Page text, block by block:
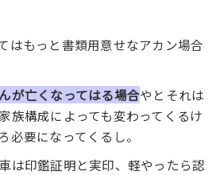
はもっと書類用意せなアカン場合
が亡くなってはる場合やとそれは
族構成によっても変わってくるけ
必要になってくるし。
は印鑑証明と実印、軽やったら認